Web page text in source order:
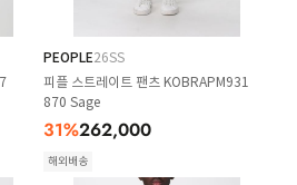
PEOPLE26SS
피플 스트레이트 팬츠 KOBRAPM931
870 Sage
31%262,000
해외배송